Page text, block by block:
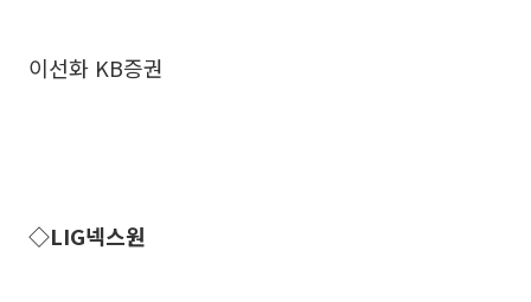
이선화 KB증권
◇LIG넥스원